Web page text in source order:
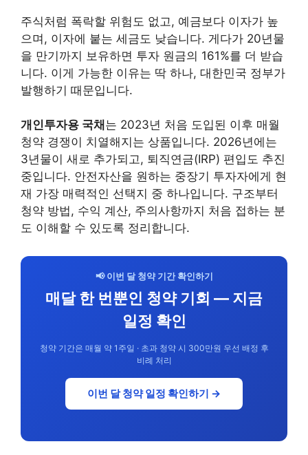
주식처럼 폭락할 위험도 없고, 예금보다 이자가 높
으며, 이자에 붙는 세금도 낮습니다. 게다가 20년물
을 만기까지 보유하면 투자 원금의 161%를 더 받습
니다. 이게 가능한 이유는 딱 하나, 대한민국 정부가
발행하기 때문입니다.
개인투자용 국채 는 2023년 처음 도입된 이후 매월
청약 경쟁이 치열해지는 상품입니다. 2026년에는
3년물이 새로 추가되고, 퇴직연금(IRP) 편입도 추진
중입니다. 안전자산을 원하는 중장기 투자자에게 현
재 가장 매력적인 선택지 중 하나입니다. 구조부터
청약 방법, 수익 계산, 주의사항까지 처음 접하는 분
도 이해할 수 있도록 정리합니다.
📢 이번 달 청약 기간 확인하기
매달 한 번뿐인 청약 기회 — 지금
일정 확인
청약 기간은 매월 약 1주일 · 초과 청약 시 300만원 우선 배정 후
비례 처리
이번 달 청약 일정 확인하기 →